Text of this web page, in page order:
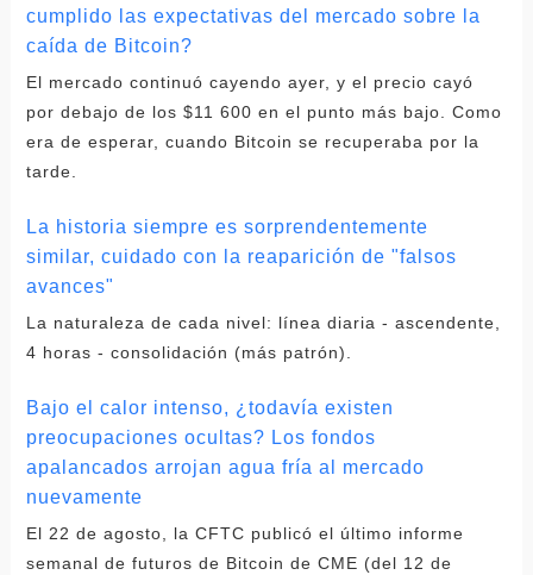
cumplido las expectativas del mercado sobre la
caída de Bitcoin?
El mercado continuó cayendo ayer, y el precio cayó
por debajo de los $11 600 en el punto más bajo. Como
era de esperar, cuando Bitcoin se recuperaba por la
tarde.
La historia siempre es sorprendentemente
similar, cuidado con la reaparición de "falsos
avances"
La naturaleza de cada nivel: línea diaria - ascendente,
4 horas - consolidación (más patrón).
Bajo el calor intenso, ¿todavía existen
preocupaciones ocultas? Los fondos
apalancados arrojan agua fría al mercado
nuevamente
El 22 de agosto, la CFTC publicó el último informe
semanal de futuros de Bitcoin de CME (del 12 de